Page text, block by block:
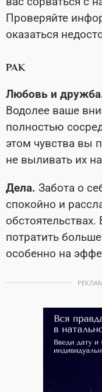
Проверяйте
оказаться
РАК
Любовь и
Водолее ваше
полностью
этом чувства вы
не выливать их
Дела. Забота о
спокойно и
потратить
особенно на